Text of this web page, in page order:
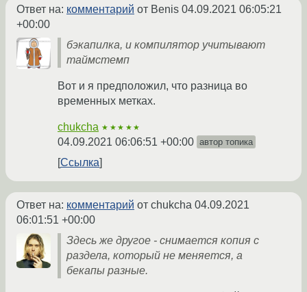
Ответ на: комментарий от Benis 04.09.2021 06:05:21
+00:00
бэкапилка, и компилятор учитывают
таймстемп
Вот и я предположил, что разница во
временных метках.
chukcha ★★★★★
04.09.2021 06:06:51 +00:00 автор топика
Ссылка
Ответ на: комментарий от chukcha 04.09.2021
06:01:51 +00:00
Здесь же другое - снимается копия с
раздела, который не меняется, а
бекапы разные.